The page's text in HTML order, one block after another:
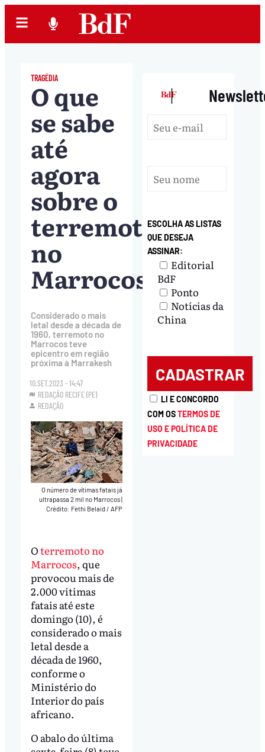
TRAGÉDIA
O que
se sabe
até
agora
sobre o
terremoto
no
Marrocos
Considerado o mais
letal desde a década de
1960, terremoto no
Marrocos teve
epicentro em região
próxima à Marrakesh
10.SET.2023 - 14:47
REDAÇÃO RECIFE (PE)
REDAÇÃO
O número de vítimas fatais já
ultrapassa 2 mil no Marrocos|
Crédito: Fethi Belaid / AFP
Oterremoto no
Marrocos, que
provocou mais de
2.000 vítimas
fatais até este
domingo (10), é
considerado o mais
letal desde a
década de 1960,
conforme o
Ministério do
Interior do país
africano.
O abalo do última
|
ESCOLHA AS LISTAS
QUE DESEJA
ASSINAR:
Editorial
BdF
Ponto
Notícias da
China
LI E CONCORDO
COM OSTERMOS DE
USO E POLÍTICA DE
PRIVACIDADE